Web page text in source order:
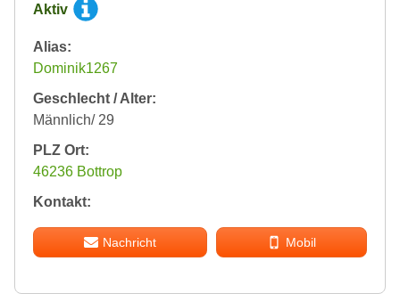
Aktiv
Alias:
Dominik1267
Geschlecht / Alter:
Männlich/ 29
PLZ Ort:
46236 Bottrop
Kontakt:
Nachricht Mobil